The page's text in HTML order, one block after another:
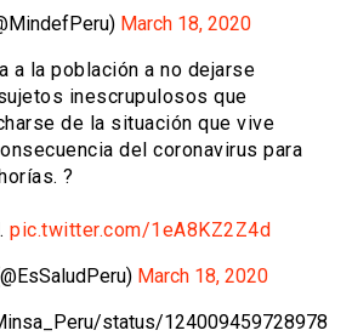
March 18, 2020
a la población a no dejarse
inescrupulosos que
de la situación que vive
del coronavirus para
?
pic.twitter.com/1eA8KZ2Z4d
March 18, 2020
status/124009459728978